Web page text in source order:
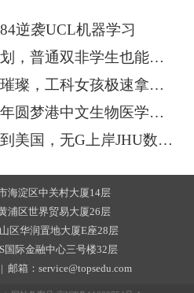
逆袭UCL机器学习
托普仕捷报丨做好规划，普通双非学生也能逆袭UCL
托普仕捷报丨晚启亦璀璨，工科女孩极速拿下港新名校计算机硕士
托普仕捷报丨平凡少年圆梦港中文生物医学工程硕士
托普仕捷报丨从澳门到美国，无G上岸JHU数据科学+港大商分
海淀区中关村大厦14层
浦区世界贸易大厦26层
区华润置地大厦E座28层
国际金融中心三号楼32层
箱：service@topsedu.com